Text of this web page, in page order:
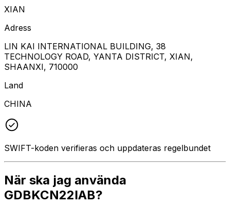
XIAN
Adress
LIN KAI INTERNATIONAL BUILDING, 38
TECHNOLOGY ROAD, YANTA DISTRICT, XIAN,
SHAANXI, 710000
Land
CHINA
SWIFT-koden verifieras och uppdateras regelbundet
När ska jag använda
GDBKCN22IAB?